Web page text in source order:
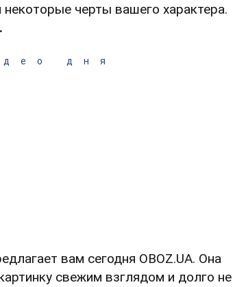
черты вашего характера.
дня
вам сегодня OBOZ.UA. Она
свежим взглядом и долго не